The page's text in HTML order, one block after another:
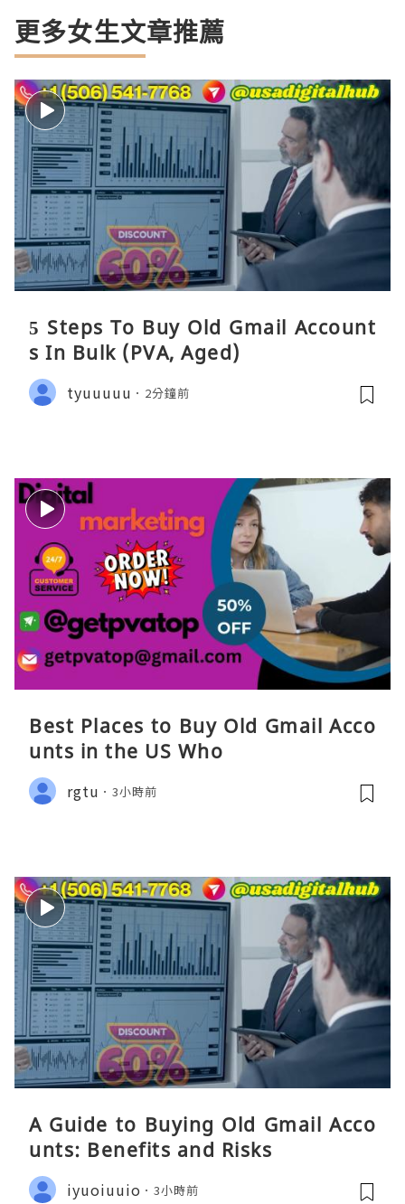
更多女生文章推薦
5 Steps To Buy Old Gmail Account
s In Bulk (PVA, Aged)
tyuuuuu 2分鐘前
Best Places to Buy Old Gmail Acco
unts in the US Who
rgtu 3小時前
A Guide to Buying Old Gmail Acco
unts: Benefits and Risks
iyuoiuuio 3小時前